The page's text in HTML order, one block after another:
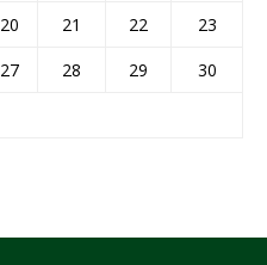
20 21 22
23
27 28 29
30